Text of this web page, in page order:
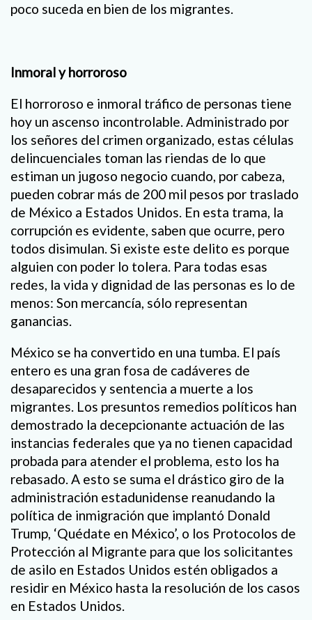
poco suceda en bien de los migrantes.
Inmoral y horroroso
El horroroso e inmoral tráfico de personas tiene
hoy un ascenso incontrolable. Administrado por
los señores del crimen organizado, estas células
delincuenciales toman las riendas de lo que
estiman un jugoso negocio cuando, por cabeza,
pueden cobrar más de 200 mil pesos por traslado
de México a Estados Unidos. En esta trama, la
corrupción es evidente, saben que ocurre, pero
todos disimulan. Si existe este delito es porque
alguien con poder lo tolera. Para todas esas
redes, la vida y dignidad de las personas es lo de
menos: Son mercancía, sólo representan
ganancias.
México se ha convertido en una tumba. El país
entero es una gran fosa de cadáveres de
desaparecidos y sentencia a muerte a los
migrantes. Los presuntos remedios políticos han
demostrado la decepcionante actuación de las
instancias federales que ya no tienen capacidad
probada para atender el problema, esto los ha
rebasado. A esto se suma el drástico giro de la
administración estadunidense reanudando la
política de inmigración que implantó Donald
Trump, ‘Quédate en México’, o los Protocolos de
Protección al Migrante para que los solicitantes
de asilo en Estados Unidos estén obligados a
residir en México hasta la resolución de los casos
en Estados Unidos.